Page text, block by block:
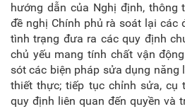
hướng dẫn của Nghị định, thông
đề nghị Chính phủ rà soát lại các
tình trạng đưa ra các quy định
chủ yếu mang tính chất vận
sót các biện pháp sửa dụng năng
thiết thực; tiếp tục chỉnh sửa, cụ
quy định liên quan đến quyền và